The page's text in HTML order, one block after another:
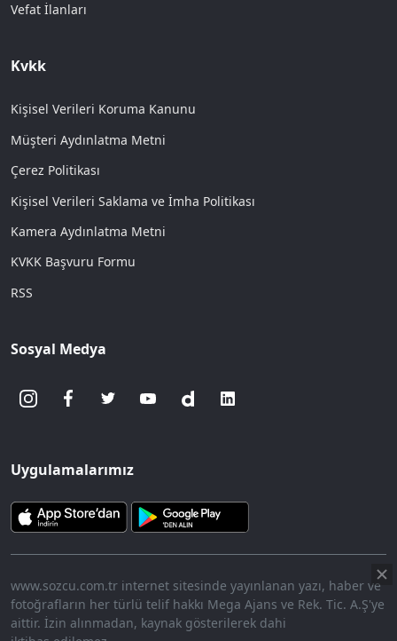
Vefat İlanları
Kvkk
Kişisel Verileri Koruma Kanunu
Müşteri Aydınlatma Metni
Çerez Politikası
Kişisel Verileri Saklama ve İmha Politikası
Kamera Aydınlatma Metni
KVKK Başvuru Formu
RSS
Sosyal Medya
Uygulamalarımız
www.sozcu.com.tr internet sitesinde yayınlanan yazı, haber ve
fotoğrafların her türlü telif hakkı Mega Ajans ve Rek. Tic. A.Ş'ye
aittir. İzin alınmadan, kaynak gösterilerek dahi